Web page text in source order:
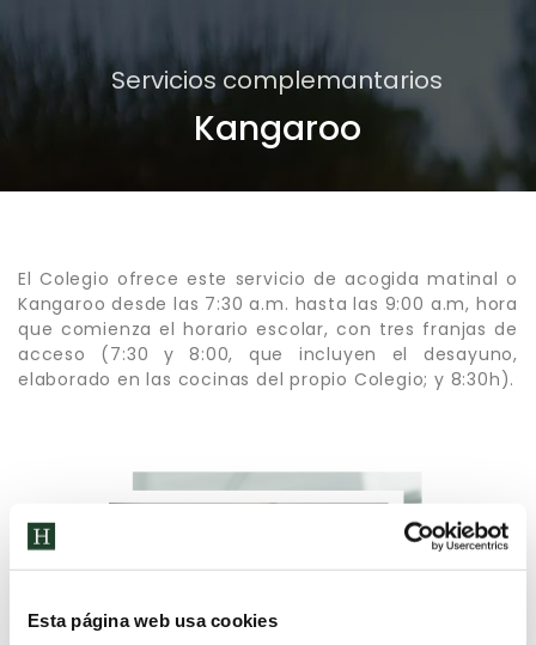
Esta página web usa cookies
Servicios complemantarios
Kangaroo
El Colegio ofrece este servicio de acogida matinal o
Kangaroo desde las 7:30 a.m. hasta las 9:00 a.m, hora
que comienza el horario escolar, con tres franjas de
acceso (7:30 y 8:00, que incluyen el desayuno,
elaborado en las cocinas del propio Colegio; y 8:30h).